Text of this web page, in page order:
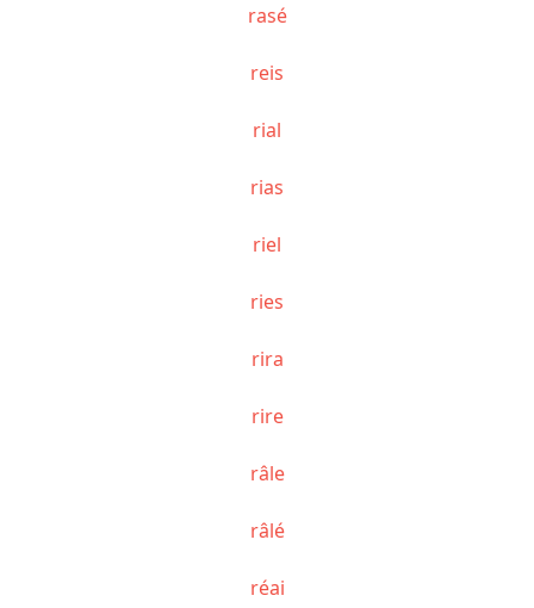
rasé
reis
rial
rias
riel
ries
rira
rire
râle
râlé
réai